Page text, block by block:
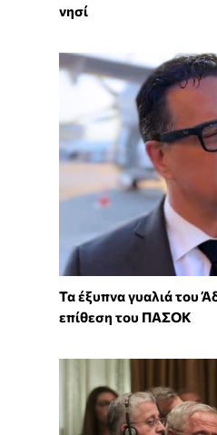
νησί
Τα έξυπνα γυαλιά του
επίθεση του ΠΑΣΟΚ